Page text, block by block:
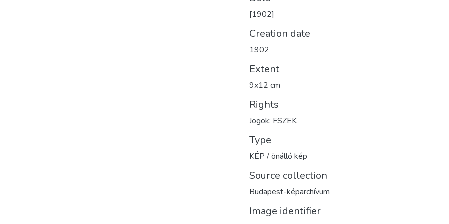
[1902]
Creation date
1902
Extent
9x12 cm
Rights
Jogok: FSZEK
Type
KÉP / önálló kép
Source collection
Budapest-képarchívum
Image identifier